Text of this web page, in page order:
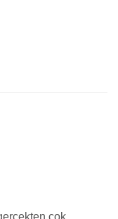
çok